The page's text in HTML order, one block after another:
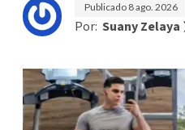
Publicado 8 ago. 2026
Por: Suany Zelaya